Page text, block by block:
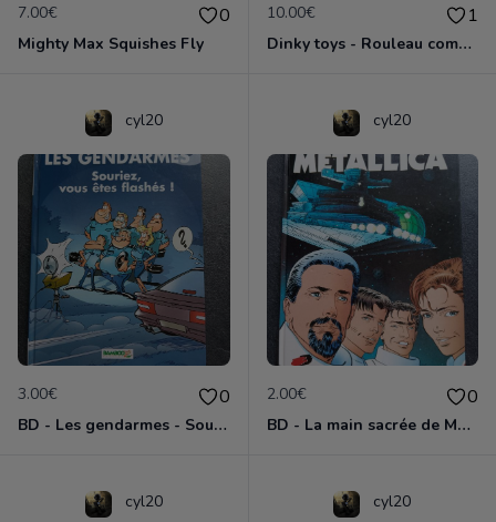
7.00€ 0
Mighty Max Squishes Fly
10.00€ 1
Dinky toys - Rouleau compresseur - Richier 90A
cyl20
3.00€ 0
BD - Les gendarmes - Souriez, vous êtes flashés - Tome 5
cyl20
2.00€ 0
BD - La main sacrée de Metallica
cyl20 cyl20